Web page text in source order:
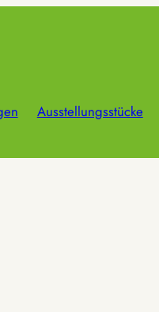
Ausstellungsstücke